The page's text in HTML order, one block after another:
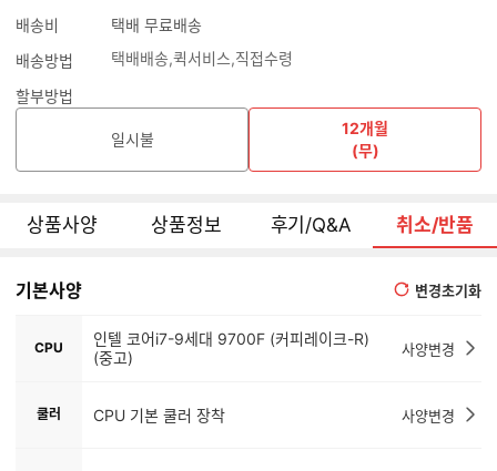
배송비
택배 무료배송
배송방법
택배배송 퀵서비스 직접수령
할부방법
일시불
12개월
(무)
상품사양 상품정보 후기/Q&A 취소/반품
기본사양 변경초기화
CPU
인텔 코어i7-9세대 9700F (커피레이크-R)
(중고)
사양변경
쿨러 CPU 기본 쿨러 장착 사양변경